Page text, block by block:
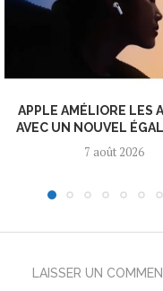
APPLE AMÉLIORE LES
AVEC UN NOUVEL
7 août 2026
LAISSER UN